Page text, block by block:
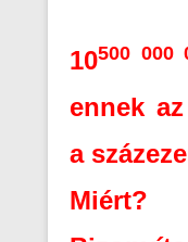
10500 000
ennek
a
Miért?